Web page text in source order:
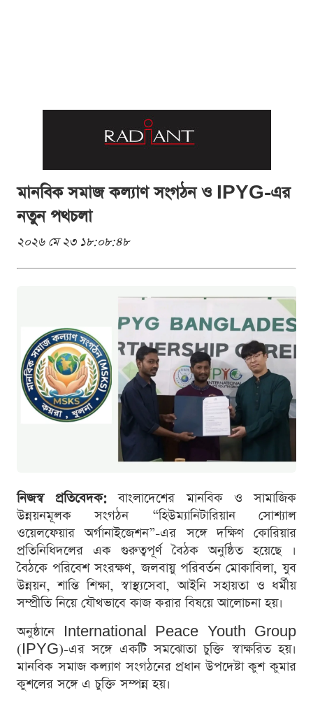
মানবিক সমাজ কল্যাণ সংগঠন ও IPYG-এর
নতুন পথচলা
২০২৬ মে ২৩ ১৮:০৮:৪৮
নিজস্ব প্রতিবেদক: বাংলাদেশের মানবিক ও সামাজিক
উন্নয়নমূলক সংগঠন “হিউম্যানিটারিয়ান সোশ্যাল
ওয়েলফেয়ার অর্গানাইজেশন”-এর সঙ্গে দক্ষিণ কোরিয়ার
প্রতিনিধিদলের এক গুরুত্বপূর্ণ বৈঠক অনুষ্ঠিত হয়েছে ।
বৈঠকে পরিবেশ সংরক্ষণ, জলবায়ু পরিবর্তন মোকাবিলা, যুব
উন্নয়ন, শান্তি শিক্ষা, স্বাস্থ্যসেবা, আইনি সহায়তা ও ধর্মীয়
সম্প্রীতি নিয়ে যৌথভাবে কাজ করার বিষয়ে আলোচনা হয়।
অনুষ্ঠানে International Peace Youth Group
(IPYG)-এর সঙ্গে একটি সমঝোতা চুক্তি স্বাক্ষরিত হয়।
মানবিক সমাজ কল্যাণ সংগঠনের প্রধান উপদেষ্টা কুশ কুমার
কুশলের সঙ্গে এ চুক্তি সম্পন্ন হয়।